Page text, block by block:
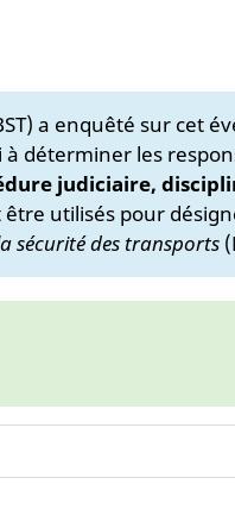
a enquêté sur cet
déterminer les
judiciaire,
utilisés pour
sécurité des transports